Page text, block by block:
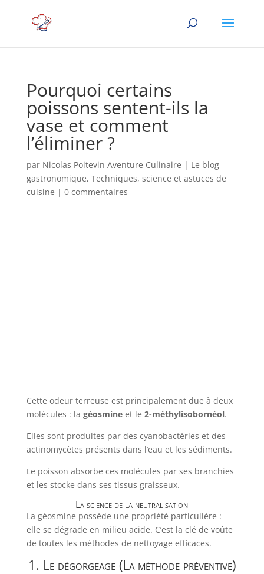
Pourquoi certains
poissons sentent-ils la
vase et comment
l’éliminer ?
par Nicolas Poitevin Aventure Culinaire | Le blog
gastronomique, Techniques, science et astuces de
cuisine | 0 commentaires
Cette odeur terreuse est principalement due à deux
molécules : la géosmineet le 2-méthylisobornéol.
Elles sont produites par des cyanobactéries et des
actinomycètes présents dans l’eau et les sédiments.
Le poisson absorbe ces molécules par ses branchies
et les stocke dans ses tissus graisseux.
La science de la neutralisation
La géosmine possède une propriété particulière :
elle se dégrade en milieu acide. C’est la clé de voûte
de toutes les méthodes de nettoyage efficaces.
1. Le dégorgeage (La méthode préventive)